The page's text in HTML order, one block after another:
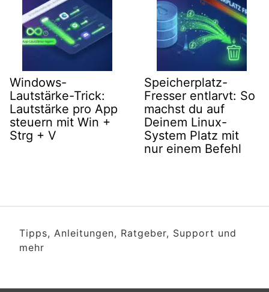
Windows-
Lautstärke-Trick:
Lautstärke pro App
steuern mit Win +
Strg + V
Speicherplatz-
Fresser entlarvt: So
machst du auf
Deinem Linux-
System Platz mit
nur einem Befehl
Tipps, Anleitungen, Ratgeber, Support und
mehr